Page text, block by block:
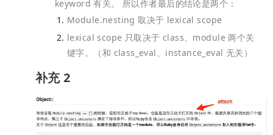
keyword 有关。
所以作者最后的结论是两个：
Module.nesting 取决于 lexical scope
lexical scope 只取决于 class、module 两个关
键字。（和 class_eval、instance_eval 无关）
补充 2